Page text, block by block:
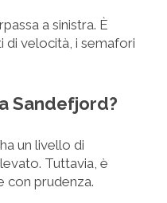
a sinistra. È
di velocità, i semafori
Sandefjord?
un livello di
Tuttavia, è
con prudenza.